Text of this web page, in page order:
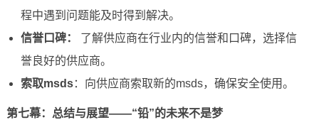
程中遇到问题能及时得到解决。
信誉口碑：
了解供应商在行业内的信誉和口碑，选择信
誉良好的供应商。
索取msds：向供应商索取新的msds，确保安全使用。
第七幕：总结与展望——“铅”的未来不是梦